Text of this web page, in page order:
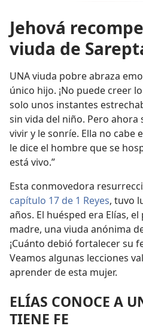
Jehová
viuda de
UNA viuda pobre abraza
único hijo. ¡No puede creer
solo unos instantes
sin vida del niño. Pero ahora
vivir y le sonríe. Ella no cabe
le dice el hombre que se
está vivo.”
Esta conmovedora
capítulo 17 de 1 Reyes, tuvo
años. El huésped era Elías,
madre, una viuda anónima
¡Cuánto debió fortalecer su
Veamos algunas lecciones
aprender de esta mujer.
ELÍAS CONOCE A
TIENE FE